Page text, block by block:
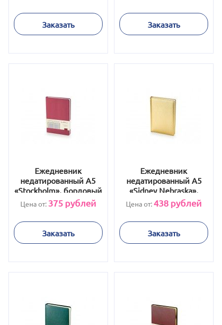
Заказать Заказать
Ежедневник
недатированный А5
«Stockholm», бордовый
Цена от: 375рублей
Заказать
Ежедневник
недатированный А5
«Sidney Nebraska»,
золото
Цена от:438 рублей
Заказать